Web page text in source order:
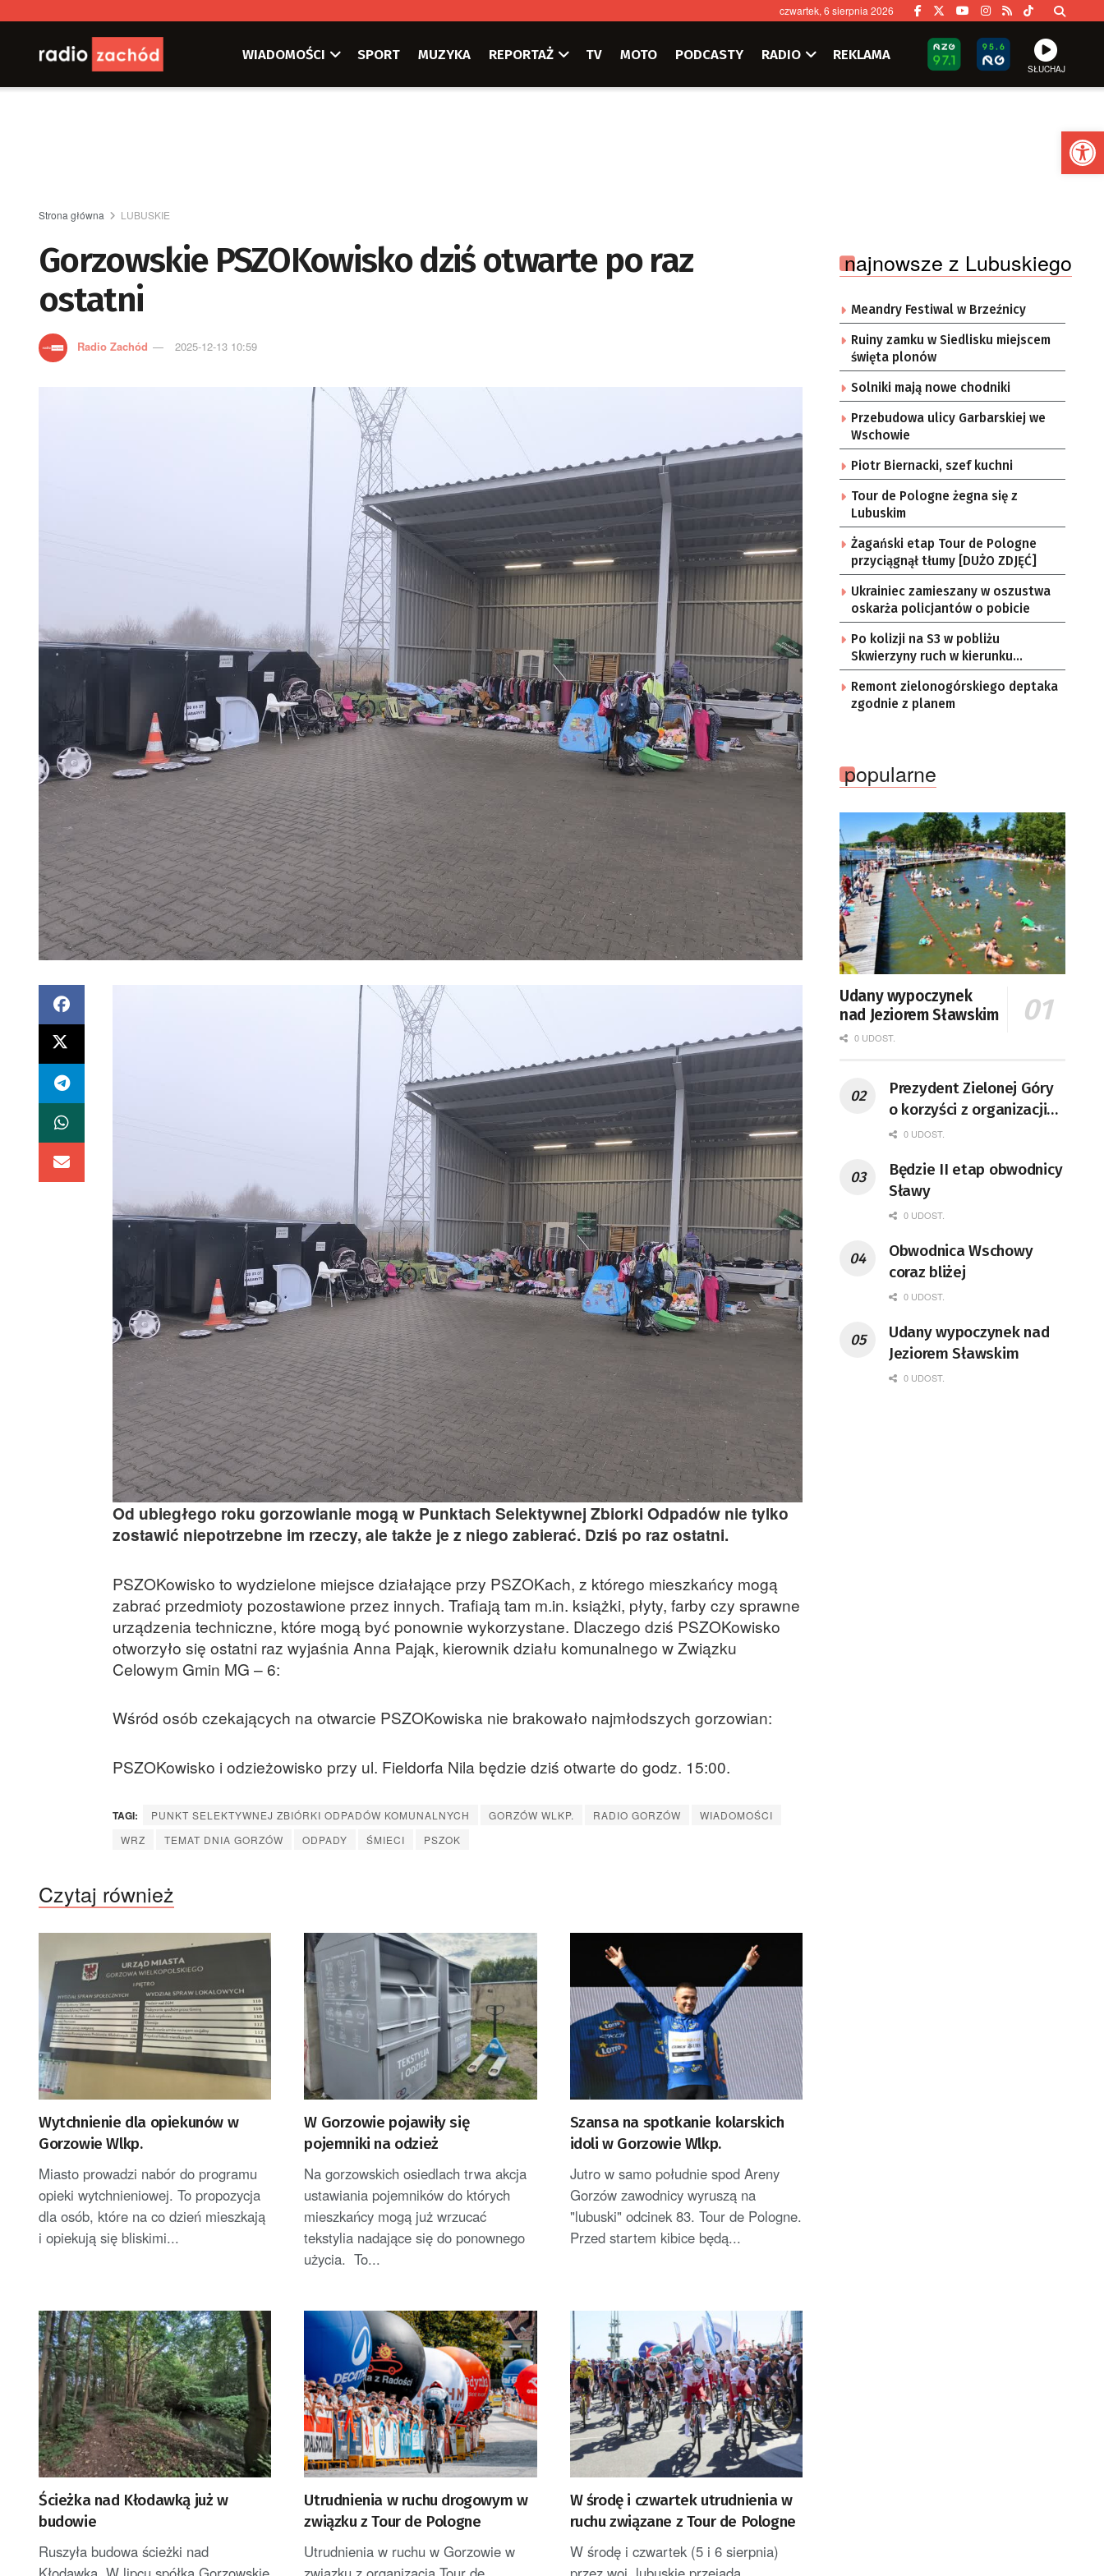
czwartek, 6 sierpnia 2026
WIADOMOŚCI SPORT MUZYKA REPORTAŻ TV MOTO PODCASTY RADIO REKLAMA
SŁUCHAJ
Strona główna LUBUSKIE
Gorzowskie PSZOKowisko dziś otwarte po raz
ostatni
Radio Zachód 2025-12-13 10:59
Od ubiegłego roku gorzowianie mogą w Punktach Selektywnej Zbiorki Odpadów nie tylko
zostawić niepotrzebne im rzeczy, ale także je z niego zabierać. Dziś po raz ostatni.
PSZOKowisko to wydzielone miejsce działające przy PSZOKach, z którego mieszkańcy mogą
zabrać przedmioty pozostawione przez innych. Trafiają tam m.in. książki, płyty, farby czy sprawne
urządzenia techniczne, które mogą być ponownie wykorzystane. Dlaczego dziś PSZOKowisko
otworzyło się ostatni raz wyjaśnia Anna Pająk, kierownik działu komunalnego w Związku
Celowym Gmin MG – 6:
Wśród osób czekających na otwarcie PSZOKowiska nie brakowało najmłodszych gorzowian:
PSZOKowisko i odzieżowisko przy ul. Fieldorfa Nila będzie dziś otwarte do godz. 15:00.
TAGI: PUNKT SELEKTYWNEJ ZBIÓRKI ODPADÓW KOMUNALNYCH GORZÓW WLKP. RADIO GORZÓW
WIADOMOŚCI
WRZ
TEMAT DNIA GORZÓW ODPADY ŚMIECI PSZOK
Czytaj również
Wytchnienie dla opiekunów w
Gorzowie Wlkp.
Miasto prowadzi nabór do programu
opieki wytchnieniowej. To propozycja
dla osób, które na co dzień mieszkają
i opiekują się bliskimi...
W Gorzowie pojawiły się
pojemniki na odzież
Na gorzowskich osiedlach trwa akcja
ustawiania pojemników do których
mieszkańcy mogą już wrzucać
tekstylia nadające się do ponownego
użycia. To...
Szansa na spotkanie kolarskich
idoli w Gorzowie Wlkp.
Jutro w samo południe spod Areny
Gorzów zawodnicy wyruszą na
"lubuski" odcinek 83. Tour de Pologne.
Przed startem kibice będą...
Ścieżka nad Kłodawką już w
budowie
Ruszyła budowa ścieżki nad
Utrudnienia w ruchu drogowym w
związku z Tour de Pologne
Utrudnienia w ruchu w Gorzowie w
W środę i czwartek utrudnienia w
ruchu związane z Tour de Pologne
W środę i czwartek (5 i 6 sierpnia)
najnowsze z Lubuskiego
Meandry Festiwal w Brzeźnicy
Ruiny zamku w Siedlisku miejscem
święta plonów
Solniki mają nowe chodniki
Przebudowa ulicy Garbarskiej we
Wschowie
Piotr Biernacki, szef kuchni
Tour de Pologne żegna się z
Lubuskim
Żagański etap Tour de Pologne
przyciągnął tłumy [DUŻO ZDJĘĆ]
Ukrainiec zamieszany w oszustwa
oskarża policjantów o pobicie
Po kolizji na S3 w pobliżu
Skwierzyny ruch w kierunku
Gorzowa Wlkp. jednym pasem
Remont zielonogórskiego deptaka
zgodnie z planem
popularne
Udany wypoczynek
nad Jeziorem Sławskim
0 UDOST.
Prezydent Zielonej Góry
o korzyści z organizacji
mety Tour de Pologne
0 UDOST.
Będzie II etap obwodnicy
Sławy
0 UDOST.
Obwodnica Wschowy
coraz bliżej
0 UDOST.
Udany wypoczynek nad
Jeziorem Sławskim
0 UDOST.